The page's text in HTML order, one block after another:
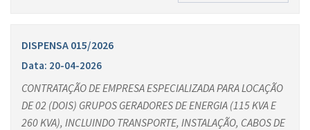
DISPENSA 015/2026
Data: 20-04-2026
CONTRATAÇÃO DE EMPRESA ESPECIALIZADA PARA LOCAÇÃO
DE 02 (DOIS) GRUPOS GERADORES DE ENERGIA (115 KVA E
260 KVA), INCLUINDO TRANSPORTE, INSTALAÇÃO, CABOS DE